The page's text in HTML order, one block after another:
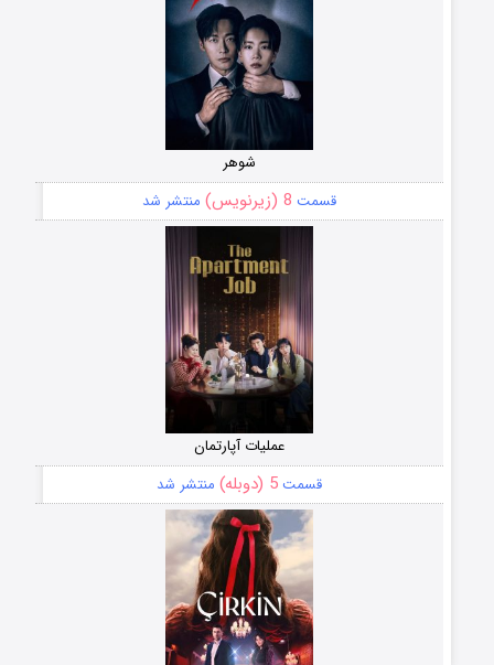
شوهر
قسمت 8 (زیرنویس) منتشر شد
عملیات آپارتمان
قسمت5 (دوبله) منتشر شد